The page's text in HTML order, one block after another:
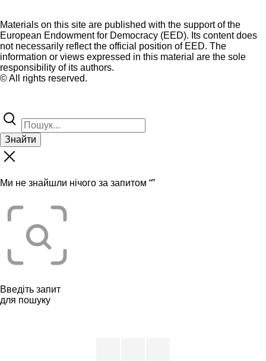
Materials on this site are published with the support of the
European Endowment for Democracy (EED). Its content does
not necessarily reflect the official position of EED. The
information or views expressed in this material are the sole
responsibility of its authors.
© All rights reserved.
Знайти
Ми не знайшли нічого за запитом “”
Введіть запит
для пошуку